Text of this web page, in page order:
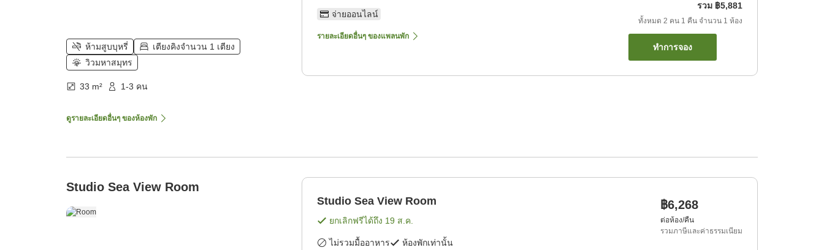
ห้ามสูบบุหรี่
เตียงคิงจำนวน 1 เตียง
วิวมหาสมุทร
33 m² 1-3 คน
ดูรายละเอียดอื่นๆ ของห้องพัก
จ่ายออนไลน์
รายละเอียดอื่นๆ ของแพลนพัก
รวม ฿5,881
ทั้งหมด 2 คน 1 คืน จำนวน 1 ห้อง
ทำการจอง
Studio Sea View Room
Studio Sea View Room
ยกเลิกฟรีได้ถึง 19 ส.ค.
ไม่รวมมื้ออาหาร ห้องพักเท่านั้น
฿6,268
ต่อห้อง/คืน
รวมภาษีและค่าธรรมเนียม